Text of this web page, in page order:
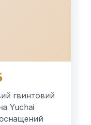
гвинтовий
Yuchai